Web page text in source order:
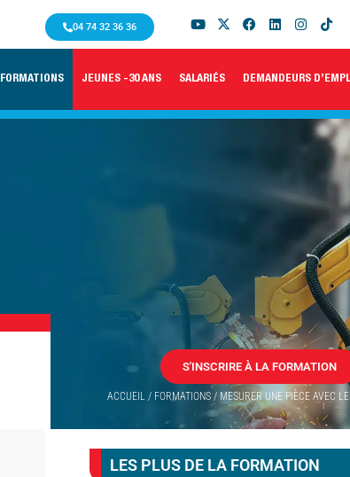
04 74 32 36 36
FORMATIONS JEUNES -30 ANS SALARIÉS DEMANDEURS
S'INSCRIRE À LA FORMATION
ACCUEIL / FORMATIONS / MESURER UNE PIÈCE AVEC
LES PLUS DE LA FORMATION